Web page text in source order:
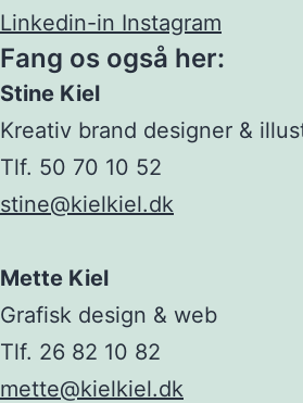
Linkedin-in Instagram
Fang os også her:
Stine Kiel
Kreativ brand designer &
Tlf. 50 70 10 52
stine@kielkiel.dk
Mette Kiel
Grafisk design & web
Tlf. 26 82 10 82
mette@kielkiel.dk